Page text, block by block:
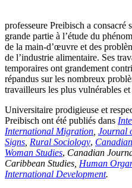
professeure Preibisch a consacré
grande partie à l’étude du
de la main-d’œuvre et des
de l’industrie alimentaire. Ses
temporaires ont grandement
répandus sur les nombreux
travailleurs les plus vulnérables
Universitaire prodigieuse et
Preibisch ont été publiés dans
International Migration Journal
Signs Rural Sociology,
Woman Studies, Canadian
Caribbean Studies, Human
International Development.